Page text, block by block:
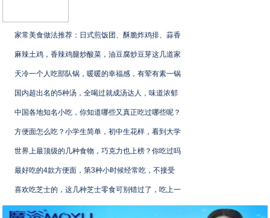
家常美食做法推荐：日式煎饭团、酥脆炸鸡排、蒜香
麻辣土鸡，香辣鸡腿炒酸菜，油豆腐炒豆芽这几道家
天冷一个人吃部队锅，暖暖的幸福感，有荤有素一锅
国内超出名的5种汤，全喝过就成汤达人，味道浓郁
中国各地知名小吃，你知道哪些又真正吃过哪些呢？
方便面怎么吃？小学生简单，初中生花样，看到大学
世界上最顶级的几种食物，巧克力也上榜？你吃过吗
最好吃的4款方便面，第3种小时候经常吃，不接受
喜欢吃芝士的，这几种芝士零食可别错过了，吃上一